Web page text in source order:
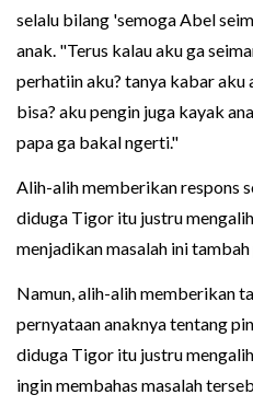
selalu bilang 'semoga Abel
anak. "Terus kalau aku ga
perhatiin aku? tanya kabar aku
bisa? aku pengin juga kayak
papa ga bakal ngerti."
Alih-alih memberikan respons
diduga Tigor itu justru
menjadikan masalah ini tambah
Namun, alih-alih memberikan
pernyataan anaknya tentang
diduga Tigor itu justru
ingin membahas masalah